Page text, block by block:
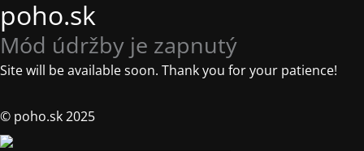
poho.sk
Mód údržby je zapnutý
Site will be available soon. Thank you for your patience!
© poho.sk 2025